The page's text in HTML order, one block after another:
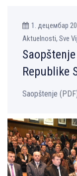
1. децембар
Aktuelnosti, Sve
Republike
Saopštenje